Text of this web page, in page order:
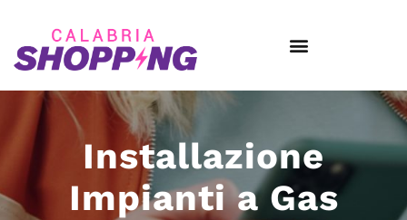
Installazione
Impianti a Gas